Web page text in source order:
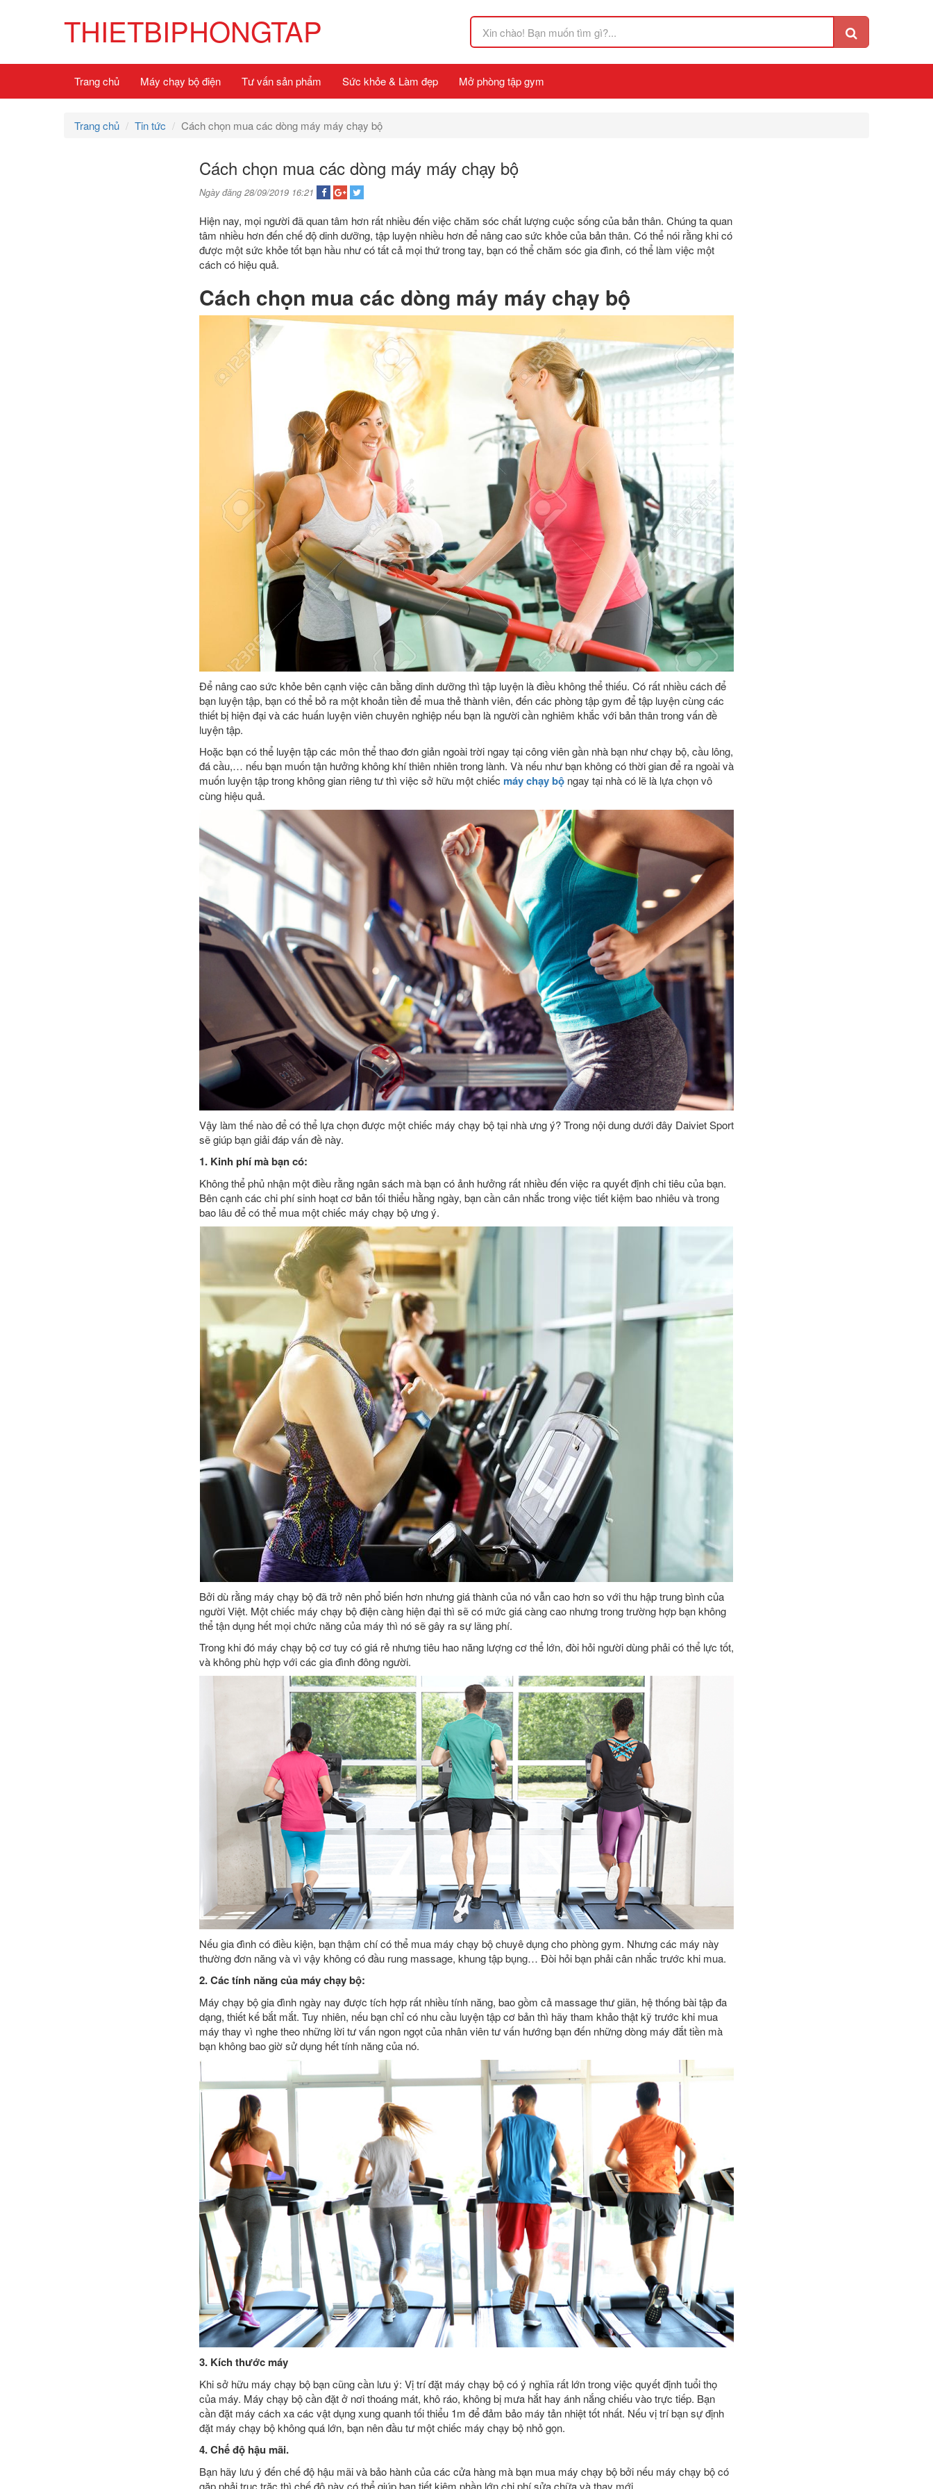
THIETBIPHONGTAP
Trang chủ Máy chạy bộ điện Tư vấn sản phẩm Sức khỏe & Làm đẹp Mở phòng tập gym
Trang chủ Tin tức Cách chọn mua các dòng máy máy chạy bộ
Cách chọn mua các dòng máy máy chạy bộ
Ngày đăng 28/09/2019 16:21
Hiện nay, mọi người đã quan tâm hơn rất nhiều đến việc chăm sóc chất lượng cuộc sống của bản thân. Chúng ta quan
tâm nhiều hơn đến chế độ dinh dưỡng, tập luyện nhiều hơn để nâng cao sức khỏe của bản thân. Có thể nói rằng khi có
được một sức khỏe tốt bạn hầu như có tất cả mọi thứ trong tay, bạn có thể chăm sóc gia đình, có thể làm việc một
cách có hiệu quả.
Cách chọn mua các dòng máy máy chạy bộ
Để nâng cao sức khỏe bên cạnh việc cân bằng dinh dưỡng thì tập luyện là điều không thể thiếu. Có rất nhiều cách để
bạn luyện tập, bạn có thể bỏ ra một khoản tiền để mua thẻ thành viên, đến các phòng tập gym để tập luyện cùng các
thiết bị hiện đại và các huấn luyện viên chuyên nghiệp nếu bạn là người cần nghiêm khắc với bản thân trong vấn đề
luyện tập.
Hoặc bạn có thể luyện tập các môn thể thao đơn giản ngoài trời ngay tại công viên gần nhà bạn như chạy bộ, cầu lông,
đá cầu,… nếu bạn muốn tận hưởng không khí thiên nhiên trong lành. Và nếu như bạn không có thời gian để ra ngoài và
muốn luyện tập trong không gian riêng tư thì việc sở hữu một chiếc máy chạy bộ ngay tại nhà có lẽ là lựa chọn vô
cùng hiệu quả.
Vậy làm thế nào để có thể lựa chọn được một chiếc máy chạy bộ tại nhà ưng ý? Trong nội dung dưới đây Daiviet Sport
sẽ giúp bạn giải đáp vấn đề này.
1. Kinh phí mà bạn có:
Không thể phủ nhận một điều rằng ngân sách mà bạn có ảnh hưởng rất nhiều đến việc ra quyết định chi tiêu của bạn.
Bên cạnh các chi phí sinh hoạt cơ bản tối thiểu hằng ngày, bạn cần cân nhắc trong việc tiết kiệm bao nhiêu và trong
bao lâu để có thể mua một chiếc máy chạy bộ ưng ý.
Bởi dù rằng máy chạy bộ đã trở nên phổ biến hơn nhưng giá thành của nó vẫn cao hơn so với thu hập trung bình của
người Việt. Một chiếc máy chạy bộ điện càng hiện đại thì sẽ có mức giá càng cao nhưng trong trường hợp bạn không
thể tận dụng hết mọi chức năng của máy thì nó sẽ gây ra sự lãng phí.
Trong khi đó máy chạy bộ cơ tuy có giá rẻ nhưng tiêu hao năng lượng cơ thể lớn, đòi hỏi người dùng phải có thể lực tốt,
và không phù hợp với các gia đình đông người.
Nếu gia đình có điều kiện, bạn thậm chí có thể mua máy chạy bộ chuyê dụng cho phòng gym. Nhưng các máy này
thường đơn năng và vì vậy không có đầu rung massage, khung tập bụng… Đòi hỏi bạn phải cân nhắc trước khi mua.
2. Các tính năng của máy chạy bộ:
Máy chạy bộ gia đình ngày nay được tích hợp rất nhiều tính năng, bao gồm cả massage thư giãn, hệ thống bài tập đa
dạng, thiết kế bắt mắt. Tuy nhiên, nếu bạn chỉ có nhu cầu luyện tập cơ bản thì hãy tham khảo thật kỹ trước khi mua
máy thay vì nghe theo những lời tư vấn ngon ngọt của nhân viên tư vấn hướng bạn đến những dòng máy đắt tiền mà
bạn không bao giờ sử dụng hết tính năng của nó.
3. Kích thước máy
Khi sở hữu máy chạy bộ bạn cũng cần lưu ý: Vị trí đặt máy chạy bộ có ý nghĩa rất lớn trong việc quyết định tuổi thọ
của máy. Máy chạy bộ cần đặt ở nơi thoáng mát, khô ráo, không bị mưa hắt hay ánh nắng chiếu vào trực tiếp. Bạn
cần đặt máy cách xa các vật dụng xung quanh tối thiểu 1m để đảm bảo máy tản nhiệt tốt nhất. Nếu vị trí bạn sự định
đặt máy chạy bộ không quá lớn, bạn nên đầu tư một chiếc máy chạy bộ nhỏ gọn.
4. Chế độ hậu mãi.
Bạn hãy lưu ý đến chế độ hậu mãi và bảo hành của các cửa hàng mà bạn mua máy chạy bộ bởi nếu máy chạy bộ có
gặp phải trục trặc thì chế độ này có thể giúp bạn tiết kiệm phần lớn chi phí sửa chữa và thay mới.